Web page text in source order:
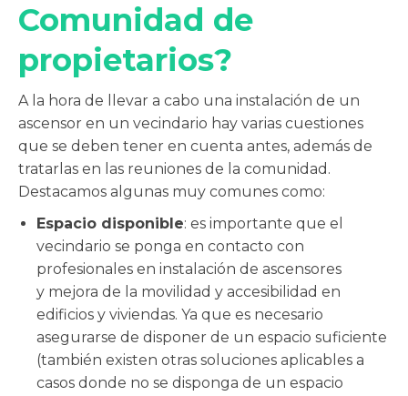
Comunidad de
propietarios?
A la hora de llevar a cabo una instalación de un
ascensor en un vecindario hay varias cuestiones
que se deben tener en cuenta antes, además de
tratarlas en las reuniones de la comunidad.
Destacamos algunas muy comunes como:
Espacio disponible: es importante que el
vecindario se ponga en contacto con
profesionales en instalación de ascensores
y mejora de la movilidad y accesibilidad en
edificios y viviendas. Ya que es necesario
asegurarse de disponer de un espacio suficiente
(también existen otras soluciones aplicables a
casos donde no se disponga de un espacio